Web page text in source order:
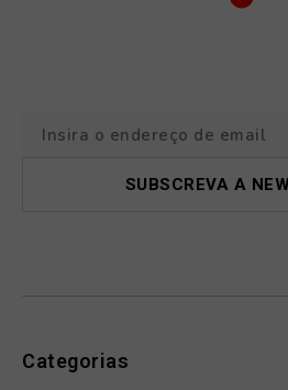
Categorias